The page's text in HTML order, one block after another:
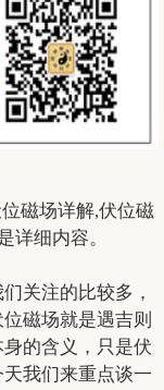
磁场详解,伏位磁
详细内容。
关注的比较多，
磁场就是遇吉则
的含义，只是伏
我们来重点谈一